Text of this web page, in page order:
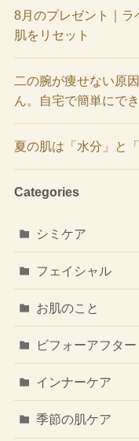
8月のプレゼント｜ラ
肌をリセット
二の腕が痩せない原
ん。自宅で簡単にで
夏の肌は「水分」と
Categories
シミケア
フェイシャル
お肌のこと
ビフォーアフター
インナーケア
季節の肌ケア